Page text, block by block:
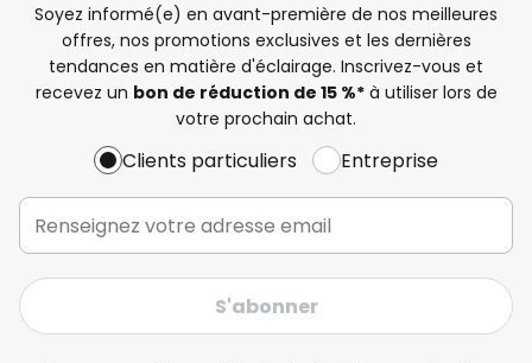
Soyez informé(e) en avant-première de nos meilleures
offres, nos promotions exclusives et les dernières
tendances en matière d'éclairage. Inscrivez-vous et
recevez un bon de réduction de 15 %*à utiliser lors de
votre prochain achat.
Clients particuliers Entreprise
S'abonner